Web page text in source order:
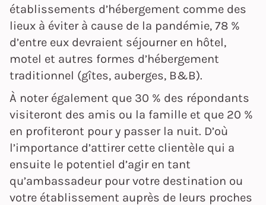
établissements d’hébergement comme des
lieux à éviter à cause de la pandémie, 78 %
d’entre eux devraient séjourner en hôtel,
motel et autres formes d’hébergement
traditionnel (gîtes, auberges, B&B).
À noter également que 30 % des répondants
visiteront des amis ou la famille et que 20 %
en profiteront pour y passer la nuit. D’où
l’importance d’attirer cette clientèle qui a
ensuite le potentiel d’agir en tant
qu’ambassadeur pour votre destination ou
votre établissement auprès de leurs proches